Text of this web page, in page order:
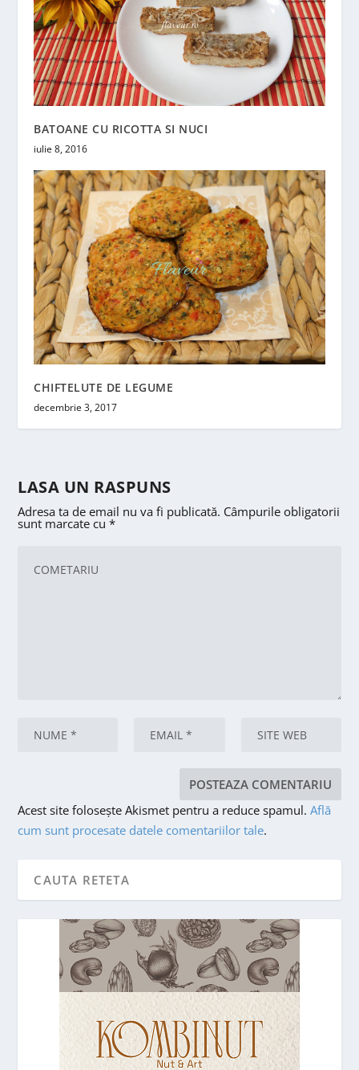
BATOANE CU RICOTTA SI NUCI
iulie 8, 2016
CHIFTELUTE DE LEGUME
decembrie 3, 2017
LASA UN RASPUNS
Adresa ta de email nu va fi publicată. Câmpurile obligatorii
sunt marcate cu*
Acest site folosește Akismet pentru a reduce spamul.Află
cum sunt procesate datele comentariilor tale.